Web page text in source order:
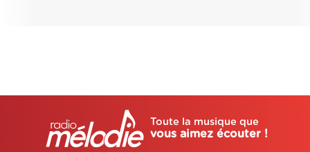
Toute la musique que
vous aimez écouter !